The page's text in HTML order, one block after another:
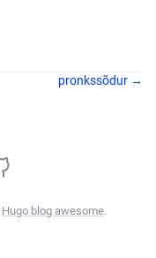
pronkssõdur →
Hugo blog awesome.